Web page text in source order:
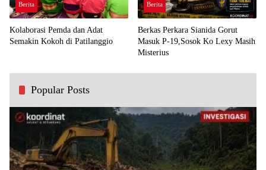
Berita
Kolaborasi Pemda dan Adat
Semakin Kokoh di Patilanggio
Berita
Berkas Perkara Sianida Gorut
Masuk P-19,Sosok Ko Lexy Masih
Misterius
Popular Posts